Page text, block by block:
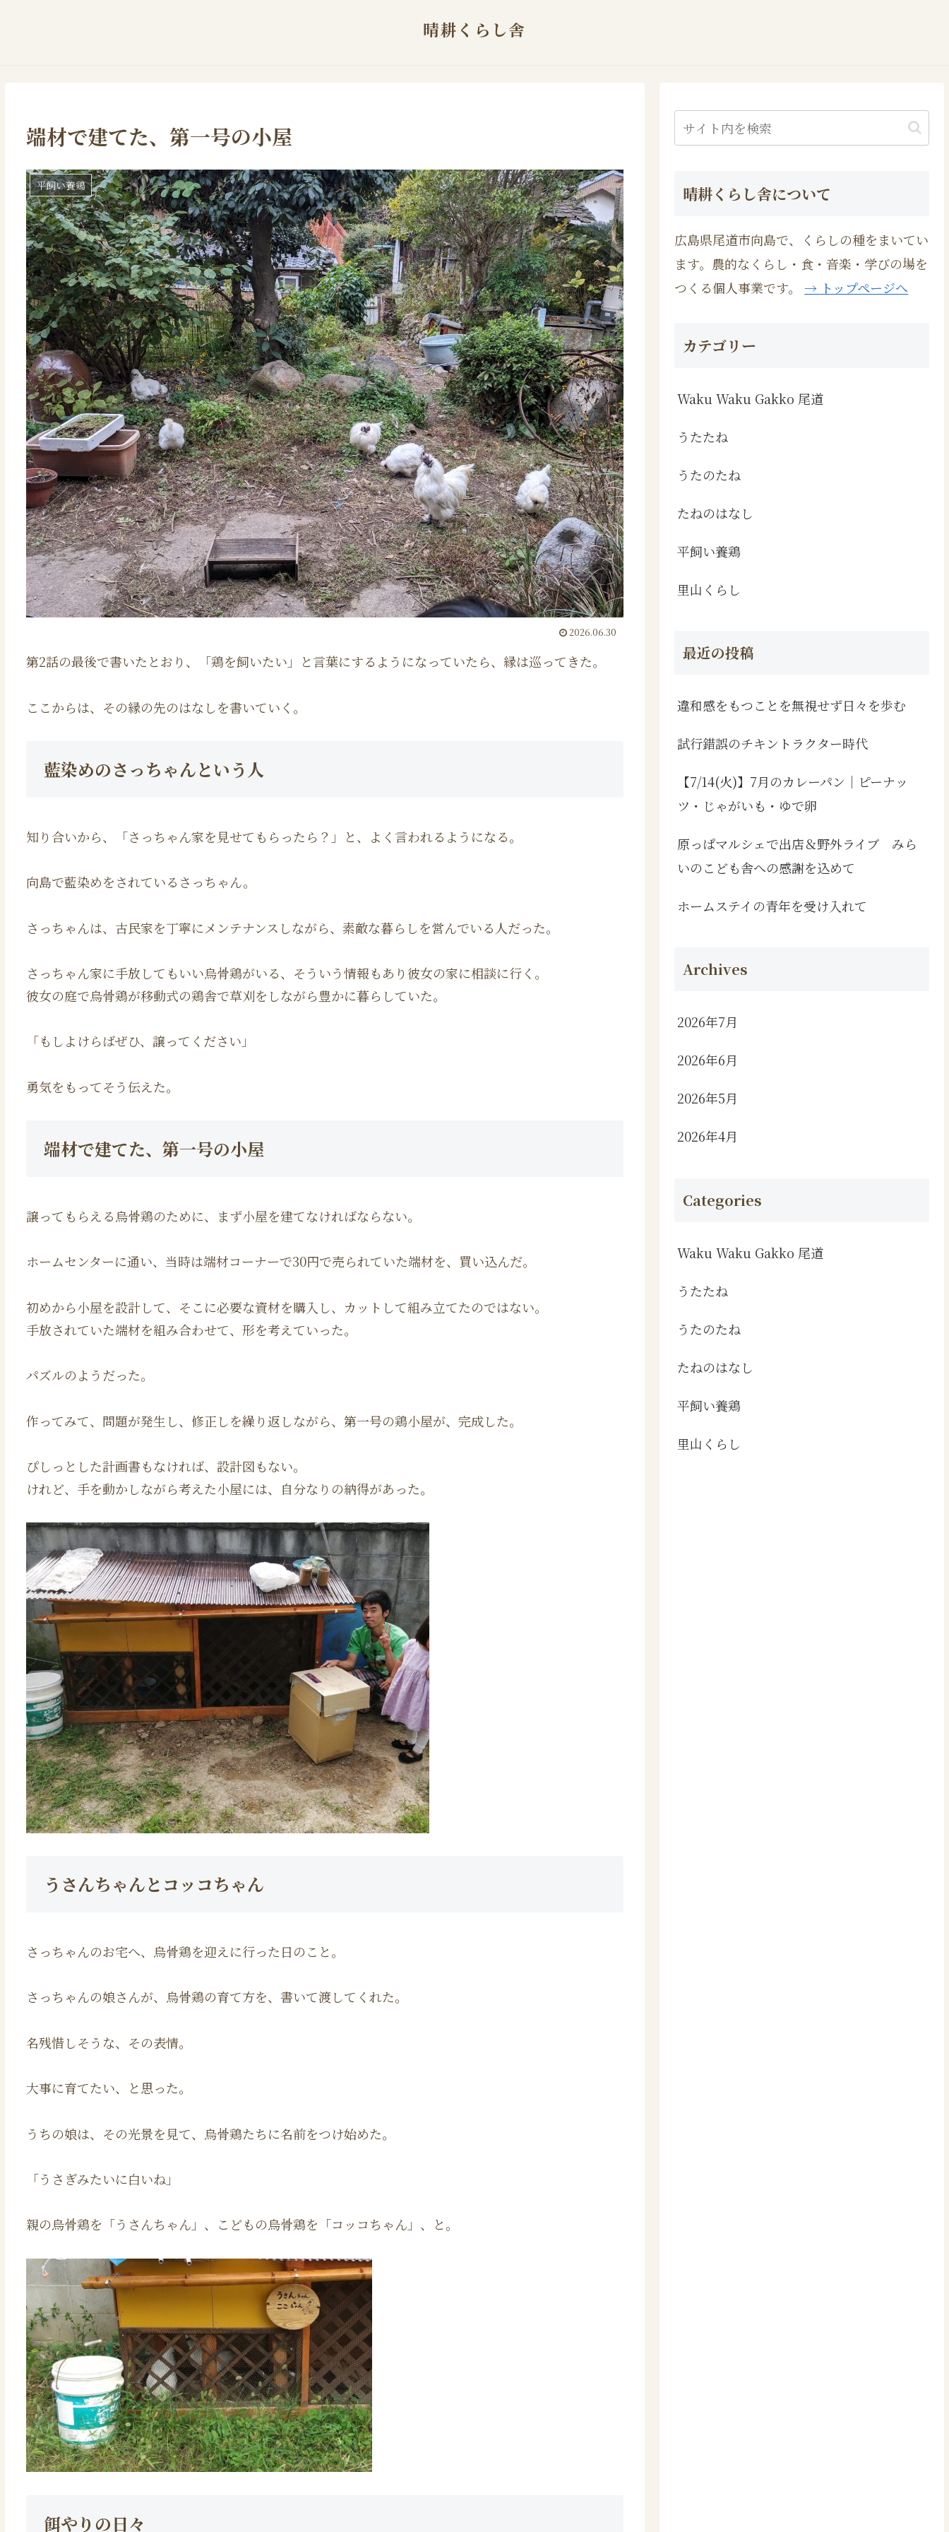
晴耕くらし舎
端材で建てた、第一号の小屋
平飼い養鶏
2026.06.30
第2話の最後で書いたとおり、「鶏を飼いたい」と言葉にするようになっていたら、縁は巡ってきた。
ここからは、その縁の先のはなしを書いていく。
藍染めのさっちゃんという人
知り合いから、「さっちゃん家を見せてもらったら？」と、よく言われるようになる。
向島で藍染めをされているさっちゃん。
さっちゃんは、古民家を丁寧にメンテナンスしながら、素敵な暮らしを営んでいる人だった。
さっちゃん家に手放してもいい烏骨鶏がいる、そういう情報もあり彼女の家に相談に行く。
彼女の庭で烏骨鶏が移動式の鶏舎で草刈をしながら豊かに暮らしていた。
「もしよけらばぜひ、譲ってください」
勇気をもってそう伝えた。
端材で建てた、第一号の小屋
譲ってもらえる烏骨鶏のために、まず小屋を建てなければならない。
ホームセンターに通い、当時は端材コーナーで30円で売られていた端材を、買い込んだ。
初めから小屋を設計して、そこに必要な資材を購入し、カットして組み立てたのではない。
手放されていた端材を組み合わせて、形を考えていった。
パズルのようだった。
作ってみて、問題が発生し、修正しを繰り返しながら、第一号の鶏小屋が、完成した。
ぴしっとした計画書もなければ、設計図もない。
けれど、手を動かしながら考えた小屋には、自分なりの納得があった。
うさんちゃんとコッコちゃん
さっちゃんのお宅へ、烏骨鶏を迎えに行った日のこと。
さっちゃんの娘さんが、烏骨鶏の育て方を、書いて渡してくれた。
名残惜しそうな、その表情。
大事に育てたい、と思った。
うちの娘は、その光景を見て、烏骨鶏たちに名前をつけ始めた。
「うさぎみたいに白いね」
親の烏骨鶏を「うさんちゃん」、こどもの烏骨鶏を「コッコちゃん」、と。
餌やりの日々
晴耕くらし舎について
広島県尾道市向島で、くらしの種をまいてい
ます。農的なくらし・食・音楽・学びの場を
つくる個人事業です。→ トップページへ
カテゴリー
Waku Waku Gakko 尾道
うたたね
うたのたね
たねのはなし
平飼い養鶏
里山くらし
最近の投稿
違和感をもつことを無視せず日々を歩む
試行錯誤のチキントラクター時代
【7/14(火)】7月のカレーパン｜ピーナッ
ツ・じゃがいも・ゆで卵
原っぱマルシェで出店＆野外ライブ みら
いのこども舎への感謝を込めて
ホームステイの青年を受け入れて
Archives
2026年7月
2026年6月
2026年5月
2026年4月
Categories
Waku Waku Gakko 尾道
うたたね
うたのたね
たねのはなし
平飼い養鶏
里山くらし